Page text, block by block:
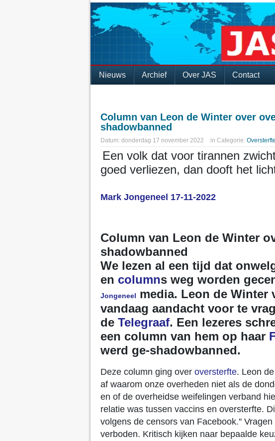
Nieuws Archief Over JAS Contact
Column van Leon de Winter over
shadowbanned
Datum: donderdag 17 november 2022 in Categorie: Oversterfte
Een volk dat voor tirannen
goed verliezen, dan dooft het
Mark Jongeneel 17-11-2022
Column van Leon de Winter
shadowbanned
We lezen al een tijd dat
en columns weg worden
Jongeneel media. Leon de Winter
vandaag aandacht voor te
de Telegraaf. Een lezeres
een column van hem op haar
werd ge-shadowbanned.
Deze column ging over oversterfte. Leon
af waarom onze overheden niet als de
en of de overheidse weifelingen verband
relatie was tussen vaccins en oversterfte.
volgens de censors van Facebook.''
verboden. Kritisch kijken naar bepaalde